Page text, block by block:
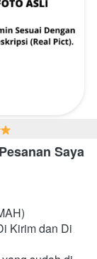
Saya
Kirim dan Di